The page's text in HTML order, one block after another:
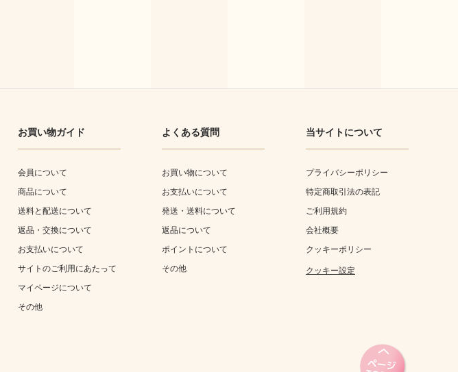
お買い物ガイド
会員について
商品について
送料と配送について
返品・交換について
お支払いについて
サイトのご利用にあたって
マイページについて
その他
よくある質問
お買い物について
お支払いについて
発送・送料について
返品について
ポイントについて
その他
当サイトについて
プライバシーポリシー
特定商取引法の表記
ご利用規約
会社概要
クッキーポリシー
クッキー設定